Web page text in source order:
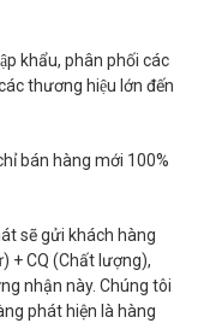
khẩu, phân phối các
thương hiệu lớn đến
bán hàng mới 100%
sẽ gửi khách hàng
+ CQ (Chất lượng),
nhận này. Chúng tôi
phát hiện là hàng